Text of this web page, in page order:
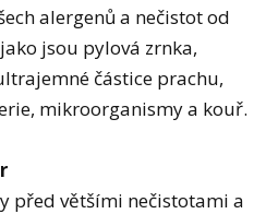
alergenů a nečistot od
jsou pylová zrnka,
částice prachu,
mikroorganismy a kouř.
před většími nečistotami a